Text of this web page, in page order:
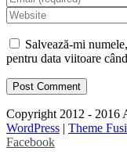
Salvează-mi
pentru data viitoare
Copyright 2012 - 2016
WordPress | Theme
Facebook